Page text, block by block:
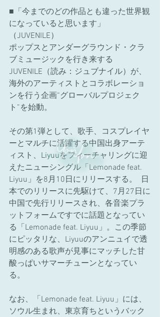
■「今までのどの作品とも違った世界観
になっていると思います」
（JUVENILE）
ポップスとアンダーグラウンド・クラ
ブミュージックを行き来する
JUVENILE（読み：ジュブナイル）が、
海外のアーティストとコラボレーショ
ンを行う企画“グローバルプロジェク
ト”を始動。
その第1弾として、歌手、コスプレイヤ
ーとマルチに活躍する中国出身アーテ
ィスト、 Liyuu をフィーチャリングに迎
えたニューシングル「Lemonade feat.
Liyuu」を8月10日にリリースする。  日
本でのリリースに先駆けて、7月27日に
中国で先行リリースされ、各音楽プラ
ットフォームですでに話題となってい
る「Lemonade feat. Liyuu」。この季節
にピッタリな、Liyuuのアンニュイで透
明感のある歌声が見事にマッチした甘
酸っぱいサマーチューンとなってい
る。
なお、「Lemonade feat. Liyuu」には、
ソウル生まれ、東京育ちというバック